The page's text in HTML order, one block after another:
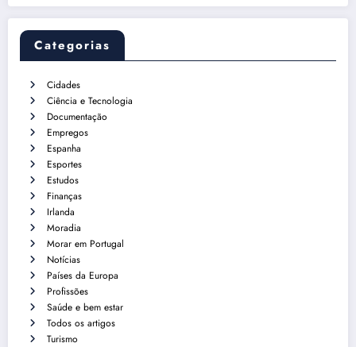
Categorias
Cidades
Ciência e Tecnologia
Documentação
Empregos
Espanha
Esportes
Estudos
Finanças
Irlanda
Moradia
Morar em Portugal
Notícias
Países da Europa
Profissões
Saúde e bem estar
Todos os artigos
Turismo